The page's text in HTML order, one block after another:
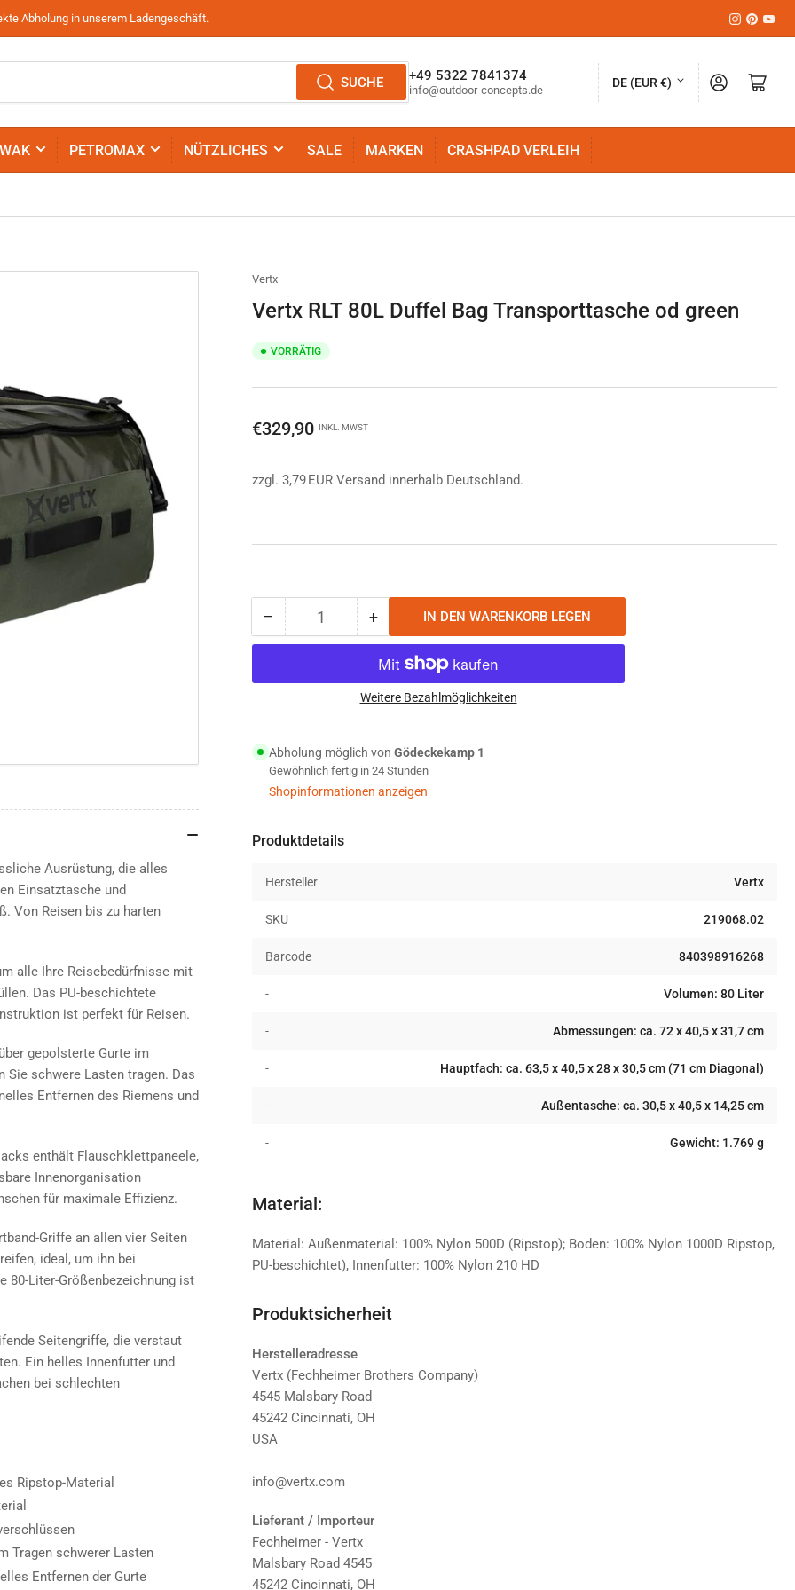
Abholung in unserem Ladengeschäft. Instagram
Pinterest
SUCHE +49 5322 7841374
info@outdoor-concepts.de
L
n
R
o
DE (EUR €) AnmeldenMini-Warenkorb öffnen
PETROMAX NÜTZLICHES SALE MARKEN CRASHPAD VERLEIH
Vertx
Vertx RLT 80L Duffel Bag Transporttasche od green
VORRÄTIG
Normaler
€329,90 INKL. MWST
zzgl. 3,79 EUR Versand innerhalb Deutschland.
− Menge
reduzieren
Vertx
Bag
Transporttasche
od
Anzahl +Menge
erhöhen
für
Vertx
RLT
Bag
Transporttasche
od
IN DEN WARENKORB LEGEN
Weitere Bezahlmöglichkeiten
Abholung möglich von Gödeckekamp 1
Gewöhnlich fertig in 24 Stunden
Shopinformationen anzeigen
Produktdetails
Hersteller Vertx
SKU 219068.02
Barcode 840398916268
- Volumen: 80 Liter
- Abmessungen: ca. 72 x 40,5 x 31,7 cm
- Hauptfach: ca. 63,5 x 40,5 x 28 x 30,5 cm (71 cm Diagonal)
- Außentasche: ca. 30,5 x 40,5 x 14,25 cm
- Gewicht: 1.769 g
Material:
Material: Außenmaterial: 100% Nylon 500D (Ripstop); Boden: 100% Nylon 1000D Ripstop,
PU-beschichtet), Innenfutter: 100% Nylon 210 HD
Produktsicherheit
Herstelleradresse
Vertx (Fechheimer Brothers Company)
4545 Malsbary Road
45242 Cincinnati, OH
USA
info@vertx.com
Lieferant / Importeur
Fechheimer - Vertx
Malsbary Road 4545
45242 Cincinnati, OH
Ausrüstung, die alles
Einsatztasche und
Von Reisen bis zu harten
alle Ihre Reisebedürfnisse mit
Das PU-beschichtete
ist perfekt für Reisen.
gepolsterte Gurte im
Sie schwere Lasten tragen. Das
Entfernen des Riemens und
enthält Flauschklettpaneele,
Innenorganisation
für maximale Effizienz.
Griffe an allen vier Seiten
ideal, um ihn bei
80-Liter-Größenbezeichnung ist
Seitengriffe, die verstaut
Ein helles Innenfutter und
bei schlechten
Ripstop-Material
Tragen schwerer Lasten
Entfernen der Gurte